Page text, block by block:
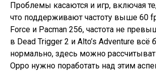
Проблемы касаются и игр, включая
что поддерживают частоту выше 60
Force и Pacman 256, частота не
в Dead Trigger 2 и Alto’s Adventure всё
нормально, здесь можно
Oppo нужно поработать над этим